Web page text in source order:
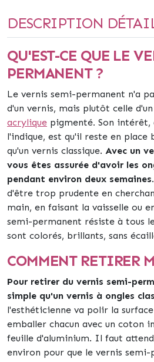
DESCRIPTION
QU'EST-CE QUE LE
PERMANENT ?
Le vernis semi-permanent n'a
d'un vernis, mais plutôt celle d'un
acrylique pigmenté. Son intérêt,
l'indique, est qu'il reste en place
qu'un vernis classique. Avec un
vous êtes assurée d'avoir les
pendant environ deux semaines
d'être trop prudente en
main, en faisant la vaisselle ou
semi-permanent résiste à tous
sont colorés, brillants, sans
COMMENT RETIRER
Pour retirer du vernis semi-
simple qu'un vernis à ongles
l'esthéticienne va polir la
emballer chacun avec un coton
feuille d'aluminium. Il faut
environ pour que le vernis